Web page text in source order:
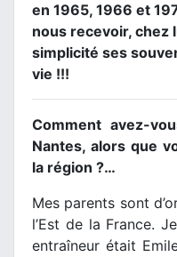
en 1965, 1966 et
nous recevoir, chez
simplicité ses
vie !!!
Comment avez-
Nantes, alors que
la région ?…
Mes parents sont
l’Est de la France.
entraîneur était